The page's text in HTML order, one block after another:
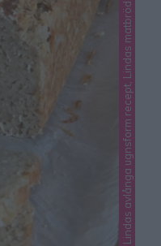
Lindas avlånga ugnsform recept, Lindas matbröd